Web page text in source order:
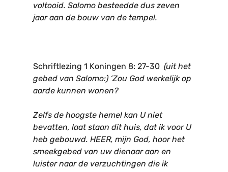
voltooid. Salomo besteedde dus zeven
jaar aan de bouw van de tempel.
Schriftlezing 1 Koningen 8: 27-30 (uit het
gebed van Salomo:) ‘Zou God werkelijk op
aarde kunnen wonen?
Zelfs de hoogste hemel kan U niet
bevatten, laat staan dit huis, dat ik voor U
heb gebouwd. HEER, mijn God, hoor het
smeekgebed van uw dienaar aan en
luister naar de verzuchtingen die ik